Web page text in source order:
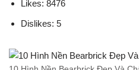
Likes: 8476
Dislikes: 5